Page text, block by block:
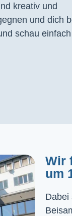
kreativ und
und dich
schau
Wir
um
Dabei